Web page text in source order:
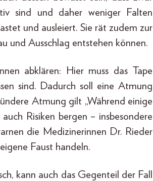
sind und daher weniger Falten
und ausleiert. Sie rät zudem zur
und Ausschlag entstehen können.
abklären: Hier muss das Tape
sind. Dadurch soll eine Atmung
Atmung gilt „Während einige
Risiken bergen – insbesondere
die Medizinerinnen Dr. Rieder
Faust handeln.
kann auch das Gegenteil der Fall